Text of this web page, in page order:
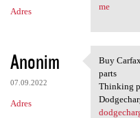
Adres
me
Anonim
07.09.2022
Adres
Buy
Buy
parts
Thinking